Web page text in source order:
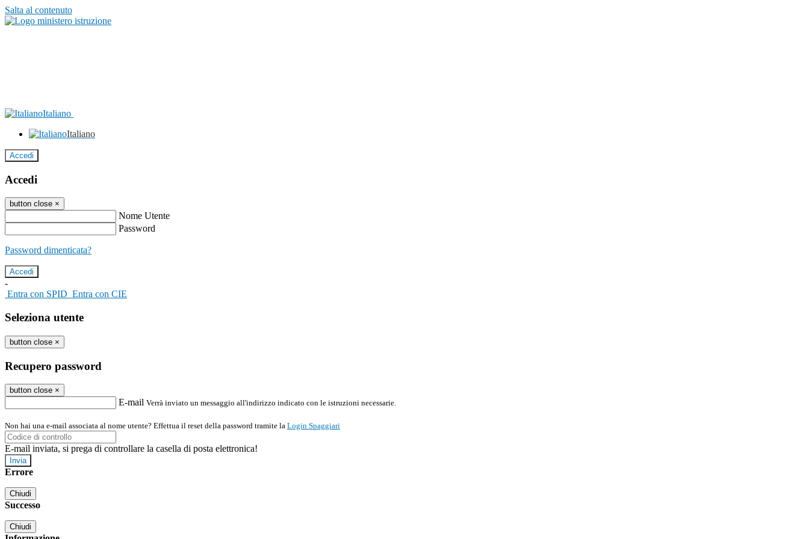
Salta al contenuto
Italiano
Italiano
Accedi
Accedi
button close ×
Nome Utente
Password
Password dimenticata?
-
Entra con SPID Entra con CIE
Seleziona utente
button close ×
Recupero password
button close ×
E-mail Verrà inviato un messaggio all'indirizzo indicato con le istruzioni necessarie.
Non hai una e-mail associata al nome utente? Effettua il reset della password tramite la Login Spaggiari
E-mail inviata, si prega di controllare la casella di posta elettronica!
Errore
Chiudi
Successo
Chiudi